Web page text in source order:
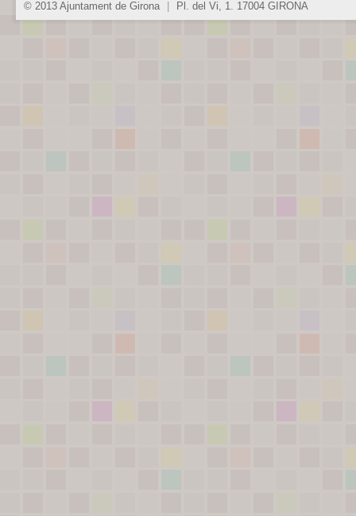
© 2013 Ajuntament de Girona Pl. del Vi, 1. 17004 GIRONA